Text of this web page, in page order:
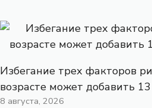
Избегание трех факторов
возрасте может добавить
8 августа, 2026